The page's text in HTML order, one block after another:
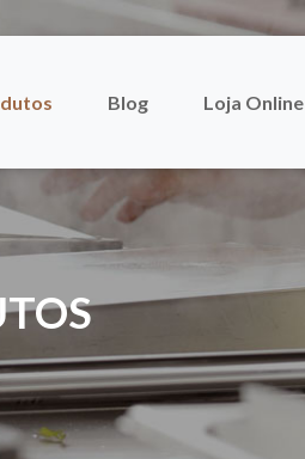
Blog Loja Online